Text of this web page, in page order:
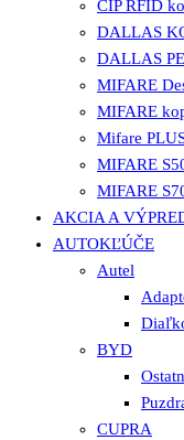
ČIP RFID
DALLAS
DALLAS
MIFARE
MIFARE
Mifare
MIFARE
MIFARE
AKCIA A
AUTOKĽÚČE
Autel
BYD
CUPRA